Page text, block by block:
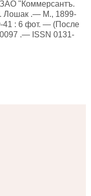
"Коммерсантъ.
Лошак .— М., 1899-
: 6 фот. — (После
.— ISSN 0131-